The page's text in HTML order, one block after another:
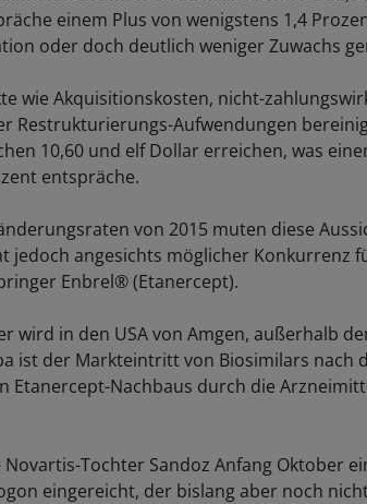
einem Plus von wenigstens 1,4
oder doch deutlich weniger Zuwachs
wie Akquisitionskosten, nicht-
Restrukturierungs-Aufwendungen
10,60 und elf Dollar erreichen, was
entspräche.
von 2015 muten diese
jedoch angesichts möglicher Konkurrenz
Enbrel® (Etanercept).
wird in den USA von Amgen, außerhalb
ist der Markteintritt von Biosimilars nach
Etanercept-Nachbaus durch die
Novartis-Tochter Sandoz Anfang Oktober
eingereicht, der bislang aber noch